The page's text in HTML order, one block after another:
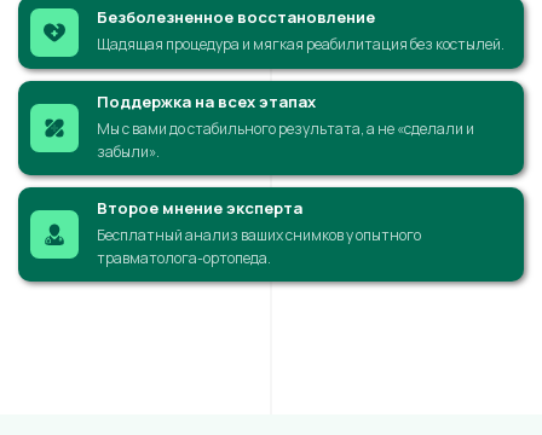
Безболезненное восстановление
Щадящая процедура и мягкая реабилитация без костылей.
Поддержка на всех этапах
Мы с вами до стабильного результата, а не «сделали и
забыли».
Второе мнение эксперта
Бесплатный анализ ваших снимков у опытного
травматолога-ортопеда.